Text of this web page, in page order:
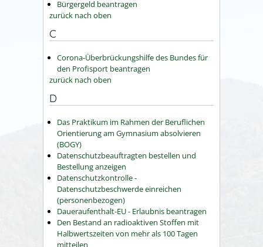
Bürgergeld beantragen
zurück nach oben
C
Corona-Überbrückungshilfe des Bundes für
den Profisport beantragen
zurück nach oben
D
Das Praktikum im Rahmen der Beruflichen
Orientierung am Gymnasium absolvieren
(BOGY)
Datenschutzbeauftragten bestellen und
Bestellung anzeigen
Datenschutzkontrolle -
Datenschutzbeschwerde einreichen
(personenbezogen)
Daueraufenthalt-EU - Erlaubnis beantragen
Den Bestand an radioaktiven Stoffen mit
Halbwertszeiten von mehr als 100 Tagen
mitteilen